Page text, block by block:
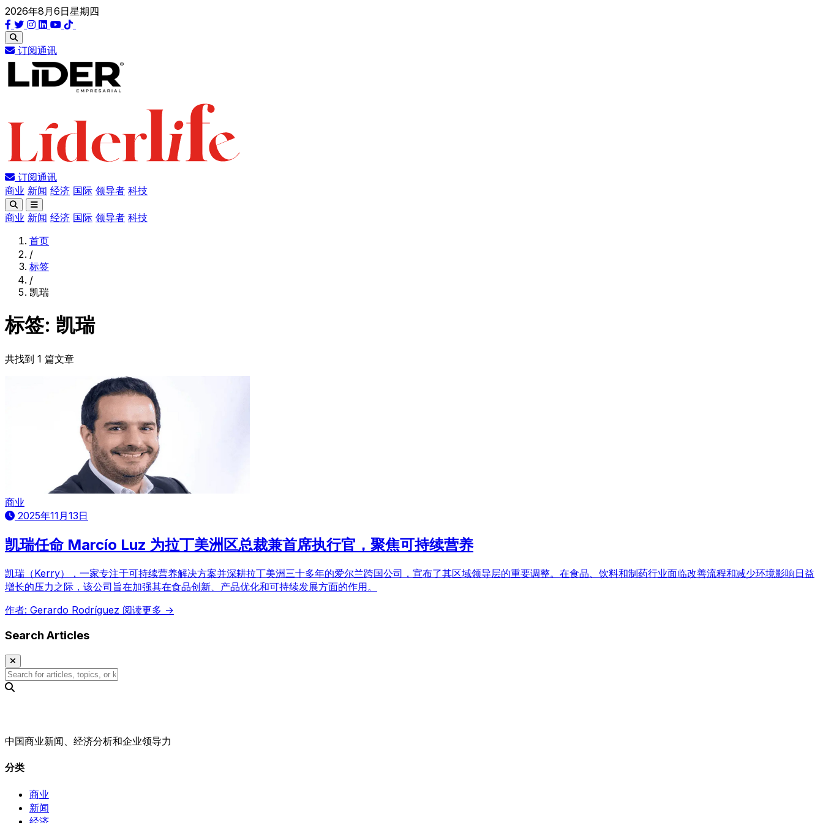
2026年8月6日星期四
订阅通讯
订阅通讯
商业 新闻 经济 国际 领导者 科技
商业 新闻 经济 国际 领导者 科技
首页
/
标签
/
凯瑞
标签: 凯瑞
共找到 1 篇文章
商业
2025年11月13日
凯瑞任命 Marcío Luz 为拉丁美洲区总裁兼首席执行官，聚焦可持续营养
凯瑞（Kerry），一家专注于可持续营养解决方案并深耕拉丁美洲三十多年的爱尔兰跨国公司，宣布了其区域领导层的重要调整。在食品、饮料和制药行业面临改善流程和减少环境影响日益
增长的压力之际，该公司旨在加强其在食品创新、产品优化和可持续发展方面的作用。
作者: Gerardo Rodríguez 阅读更多 →
Search Articles
中国商业新闻、经济分析和企业领导力
分类
商业
新闻